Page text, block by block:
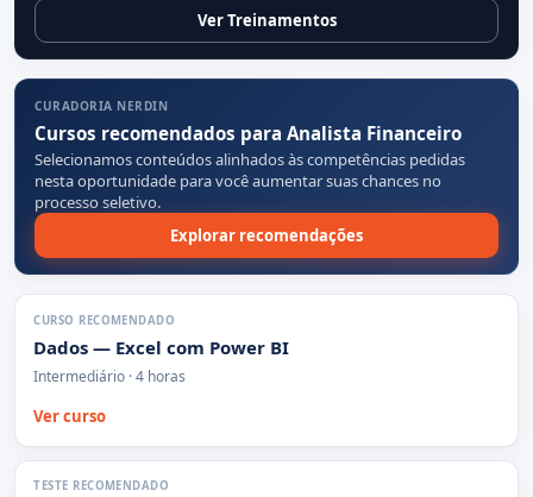
Ver Treinamentos
CURADORIA NERDIN
Cursos recomendados para Analista Financeiro
Selecionamos conteúdos alinhados às competências pedidas
nesta oportunidade para você aumentar suas chances no
processo seletivo.
Explorar recomendações
CURSO RECOMENDADO
Dados — Excel com Power BI
Intermediário · 4 horas
Ver curso
TESTE RECOMENDADO